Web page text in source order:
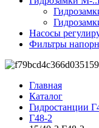
Насосы
Фильтры
Главная
Каталог
Гидростанции
Г48-2